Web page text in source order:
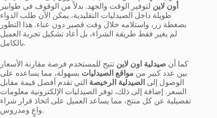
أون لاين لتوفير الوقت والجهد. بدلاً من الوقوف في طوابير
طويلة داخل الصيدليات التقليدية، يمكن الآن طلب الدواء
بضغطة زر، واستلامه خلال وقت قصير دون عناء. هذا التطور
لم يغير فقط طريقة الشراء، بل أعاد تشكيل تجربة العميل
بالكامل.
كما أن صيدلية اون لاين تتيح للمستخدم فرصة مقارنة الأسعار
بين عدد كبير من مواقع الصيدليات بسهولة، مما يساعده على
الوصول إلى الصيدلية الرخيصة التي تقدم أفضل قيمة مقابل
السعر. إضافة إلى ذلك، توفر الصيدليات الإلكترونية معلومات
تفصيلية عن كل منتج، مما يساعد العميل على اتخاذ قرار شراء
واعٍ ومدروس.